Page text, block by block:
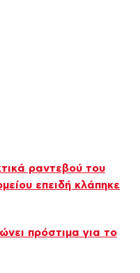
ραντεβού του
επειδή κλάπηκε
πρόστιμα για το